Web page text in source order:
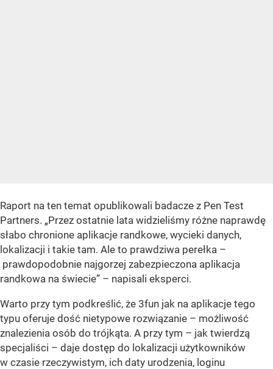
Raport na ten temat opublikowali badacze z Pen Test
Partners. „Przez ostatnie lata widzieliśmy różne naprawdę
słabo chronione aplikacje randkowe, wycieki danych,
lokalizacji i takie tam. Ale to prawdziwa perełka –
prawdopodobnie najgorzej zabezpieczona aplikacja
randkowa na świecie” – napisali eksperci.
Warto przy tym podkreślić, że 3fun jak na aplikacje tego
typu oferuje dość nietypowe rozwiązanie – możliwość
znalezienia osób do trójkąta. A przy tym – jak twierdzą
specjaliści – daje dostęp do lokalizacji użytkowników
w czasie rzeczywistym, ich daty urodzenia, loginu